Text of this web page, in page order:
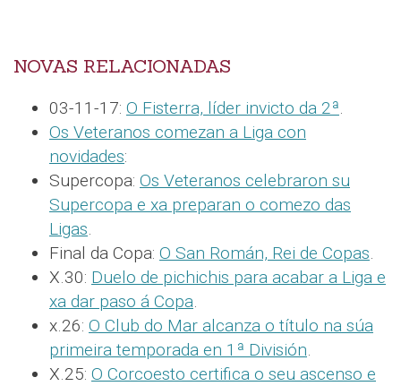
NOVAS RELACIONADAS
03-11-17: O Fisterra, líder invicto da 2ª.
Os Veteranos comezan a Liga con
novidades:
Supercopa: Os Veteranos celebraron su
Supercopa e xa preparan o comezo das
Ligas.
Final da Copa: O San Román, Rei de Copas.
X.30: Duelo de pichichis para acabar a Liga e
xa dar paso á Copa.
x.26: O Club do Mar alcanza o título na súa
primeira temporada en 1ª División.
X.25: O Corcoesto certifica o seu ascenso e